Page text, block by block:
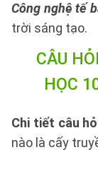
Công nghệ tế
trời sáng tạo.
CÂU
HỌC
Chi tiết câu
nào là cấy